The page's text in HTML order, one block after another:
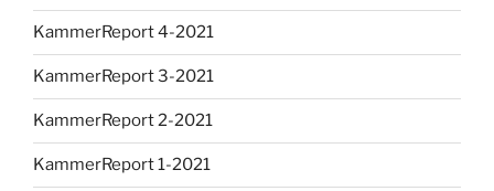
KammerReport 4-2021
KammerReport 3-2021
KammerReport 2-2021
KammerReport 1-2021